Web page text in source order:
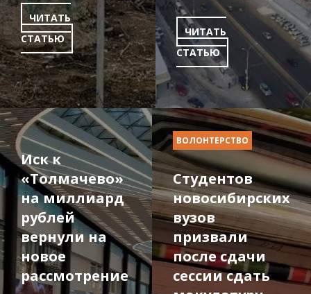
ЧИТАТЬ
СТАТЬЮ
ЧИТАТЬ
СТАТЬЮ
Иск к
«Толмачево»
на миллиард
рублей
вернули на
новое
рассмотрение
ВОЛОНТЕРСТВО
Студентов
новосибирских
вузов
призвали
после сдачи
сессии сдать